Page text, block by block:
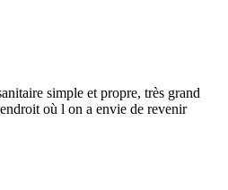
simple et propre, très grand
où l on a envie de revenir